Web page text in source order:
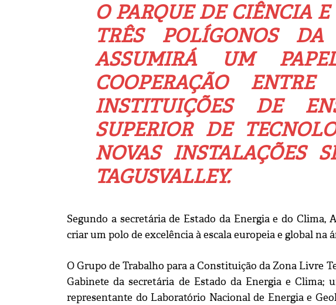
O PARQUE DE CIÊNCIA
TRÊS POLÍGONOS
ASSUMIRÁ UM
COOPERAÇÃO
INSTITUIÇÕES DE
SUPERIOR DE
NOVAS INSTALAÇÕES
TAGUSVALLEY.
Segundo a secretária de Estado da Energia e do Clima,
criar um polo de excelência à escala europeia e global na
O Grupo de Trabalho para a Constituição da Zona Livre
Gabinete da secretária de Estado da Energia e Clima;
representante do Laboratório Nacional de Energia e